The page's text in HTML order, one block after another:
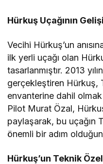
Hürkuş Uçağının
Vecihi Hürkuş’un
ilk yerli uçağı olan
tasarlanmıştır. 2013
gerçekleştiren Hürkuş,
envanterine dahil olmak
Pilot Murat Özal,
paylaşarak, bu uçağın
önemli bir adım
Hürkuş’un Teknik